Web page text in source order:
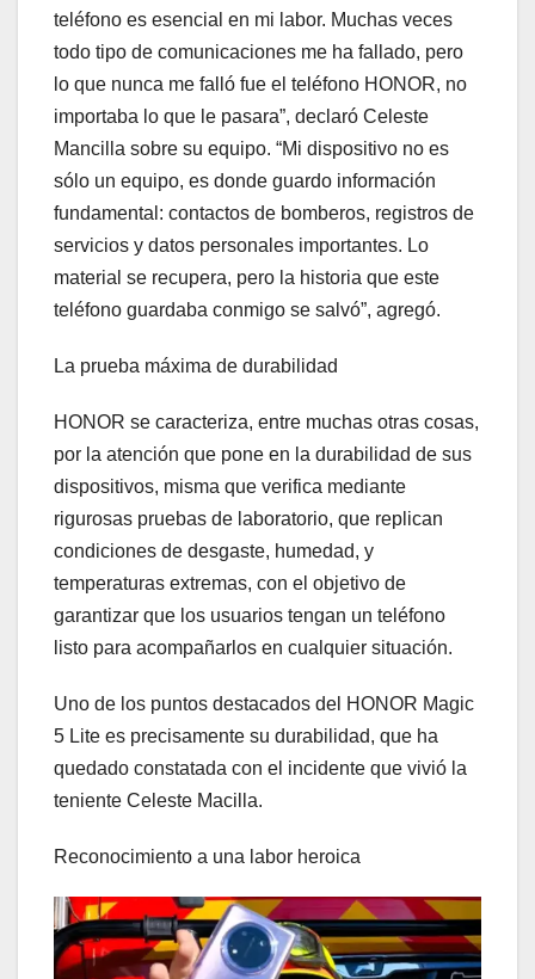
teléfono es esencial en mi labor. Muchas veces
todo tipo de comunicaciones me ha fallado, pero
lo que nunca me falló fue el teléfono HONOR, no
importaba lo que le pasara”, declaró Celeste
Mancilla sobre su equipo. “Mi dispositivo no es
sólo un equipo, es donde guardo información
fundamental: contactos de bomberos, registros de
servicios y datos personales importantes. Lo
material se recupera, pero la historia que este
teléfono guardaba conmigo se salvó”, agregó.
La prueba máxima de durabilidad
HONOR se caracteriza, entre muchas otras cosas,
por la atención que pone en la durabilidad de sus
dispositivos, misma que verifica mediante
rigurosas pruebas de laboratorio, que replican
condiciones de desgaste, humedad, y
temperaturas extremas, con el objetivo de
garantizar que los usuarios tengan un teléfono
listo para acompañarlos en cualquier situación.
Uno de los puntos destacados del HONOR Magic
5 Lite es precisamente su durabilidad, que ha
quedado constatada con el incidente que vivió la
teniente Celeste Macilla.
Reconocimiento a una labor heroica